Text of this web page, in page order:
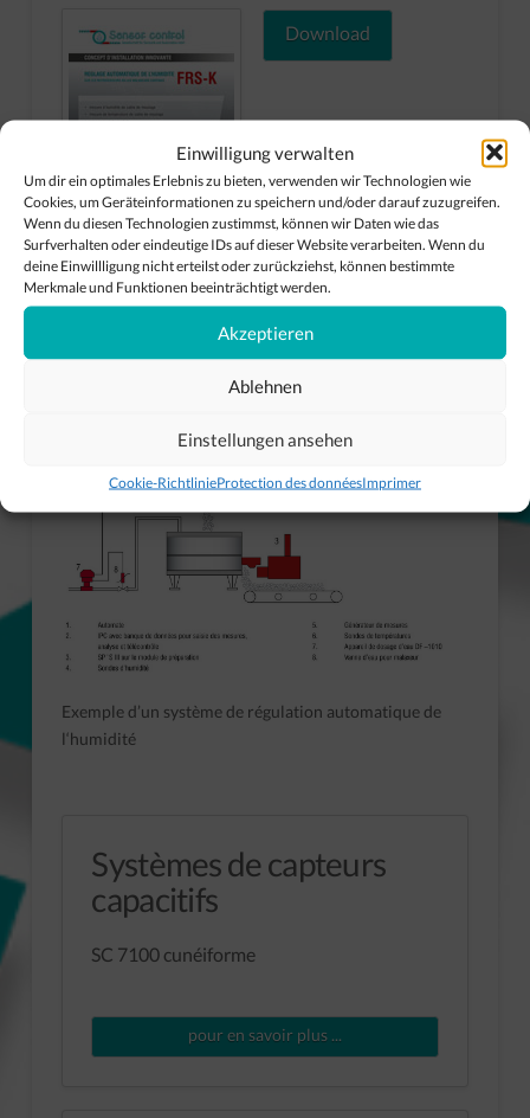
Einwilligung verwalten
Um dir ein optimales Erlebnis zu bieten, verwenden wir Technologien wie
Cookies, um Geräteinformationen zu speichern und/oder darauf zuzugreifen.
Wenn du diesen Technologien zustimmst, können wir Daten wie das
Surfverhalten oder eindeutige IDs auf dieser Website verarbeiten. Wenn du
deine Einwillligung nicht erteilst oder zurückziehst, können bestimmte
Merkmale und Funktionen beeinträchtigt werden.
Akzeptieren
Ablehnen
Einstellungen ansehen
Cookie-RichtlinieProtection des donnéesImprimer
Download
Exemple d’un système de régulation automatique de
l‘humidité
Systèmes de capteurs
capacitifs
SC 7100 cunéiforme
pour en savoir plus ...